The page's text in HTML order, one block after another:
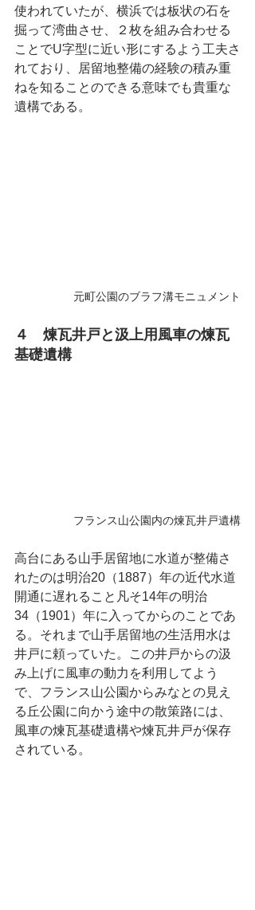
使われていたが、横浜では板状の石を
掘って湾曲させ、２枚を組み合わせる
ことでU字型に近い形にするよう工夫さ
れており、居留地整備の経験の積み重
ねを知ることのできる意味でも貴重な
遺構である。
元町公園のブラフ溝モニュメント
４　煉瓦井戸と汲上用風車の煉瓦
基礎遺構
フランス山公園内の煉瓦井戸遺構
高台にある山手居留地に水道が整備さ
れたのは明治20（1887）年の近代水道
開通に遅れること凡そ14年の明治
34（1901）年に入ってからのことであ
る。それまで山手居留地の生活用水は
井戸に頼っていた。この井戸からの汲
み上げに風車の動力を利用してよう
で、フランス山公園からみなとの見え
る丘公園に向かう途中の散策路には、
風車の煉瓦基礎遺構や煉瓦井戸が保存
されている。